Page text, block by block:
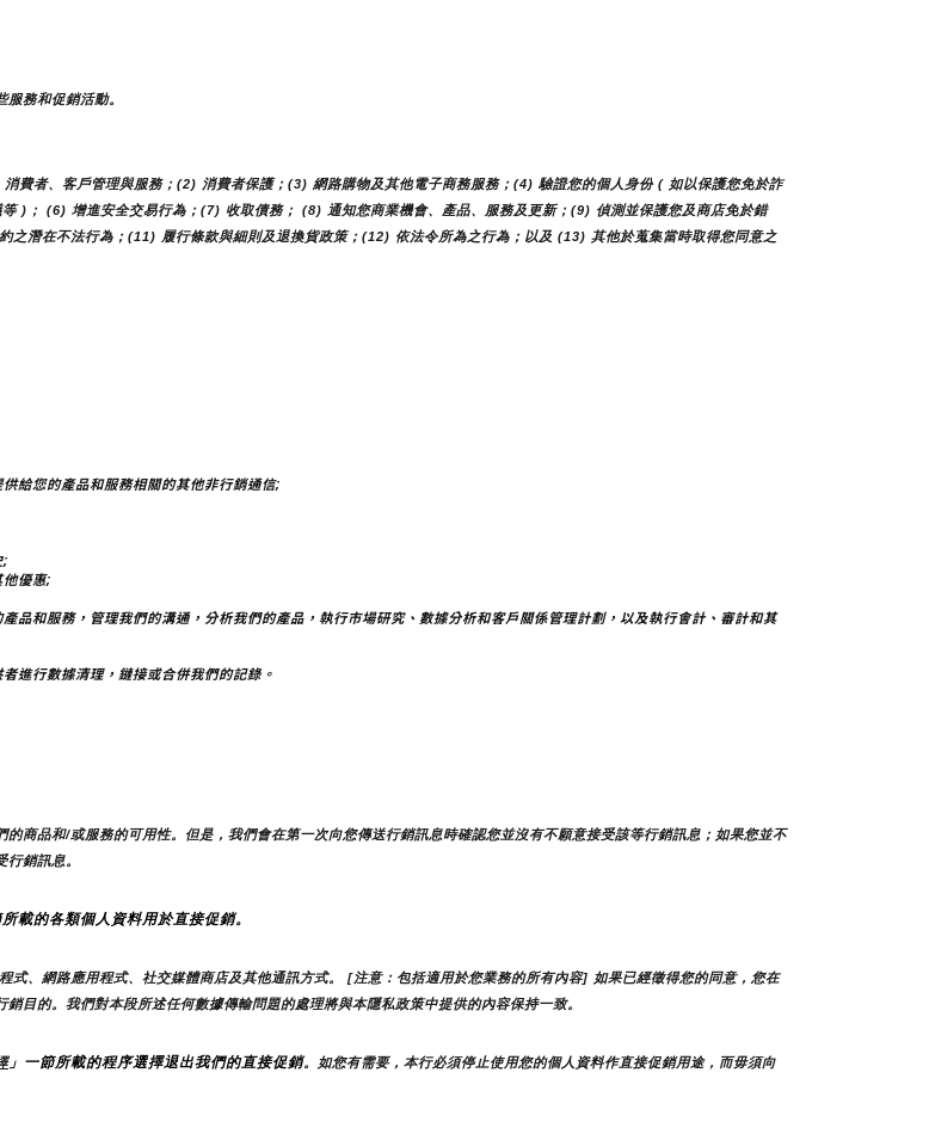
務和促銷活動。
費者、客戶管理與服務；(2) 消費者保護；(3) 網路購物及其他電子商務服務；(4) 驗證您的個人身份 ( 如以保護您免於詐
)； (6) 增進安全交易行為；(7) 收取債務； (8) 通知您商業機會、產品、服務及更新；(9) 偵測並保護您及商店免於錯
之潛在不法行為；(11) 履行條款與細則及退換貨政策；(12) 依法令所為之行為；以及 (13) 其他於蒐集當時取得您同意之
給您的產品和服務相關的其他非行銷通信;
;
優惠;
品和服務，管理我們的溝通，分析我們的產品，執行市場研究、數據分析和客戶關係管理計劃，以及執行會計、審計和其
進行數據清理，鏈接或合併我們的記錄。
商品和/或服務的可用性。但是，我們會在第一次向您傳送行銷訊息時確認您並沒有不願意接受該等行銷訊息；如果您並不
銷訊息。
載的各類個人資料用於直接促銷。
式、網路應用程式、社交媒體商店及其他通訊方式。 [注意：包括適用於您業務的所有內容] 如果已經徵得您的同意，您在
目的。我們對本段所述任何數據傳輸問題的處理將與本隱私政策中提供的內容保持一致。
」一節所載的程序選擇退出我們的直接促銷。如您有需要，本行必須停止使用您的個人資料作直接促銷用途，而毋須向